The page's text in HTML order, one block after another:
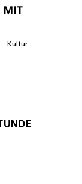
MIT
– Kultur